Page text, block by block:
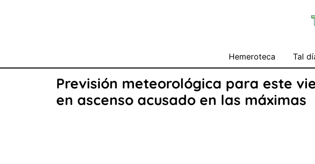
Hemeroteca Tal
Previsión meteorológica para este
en ascenso acusado en las máximas